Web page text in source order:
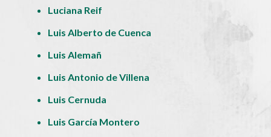
Luciana Reif
Luis Alberto de Cuenca
Luis Alemañ
Luis Antonio de Villena
Luis Cernuda
Luis García Montero